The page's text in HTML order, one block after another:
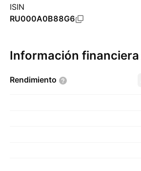
ISIN
RU000A0B88G6
Información financiera
Rendimiento